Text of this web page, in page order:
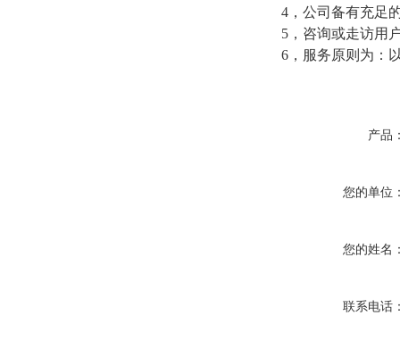
4，公司备有充足
5，咨询或走访用
6，服务原则为：
产品
您的单位
您的姓名
联系电话